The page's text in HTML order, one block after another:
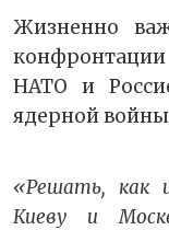
Жизненно
НАТО и
ядерной
«Решать, как
Киеву и